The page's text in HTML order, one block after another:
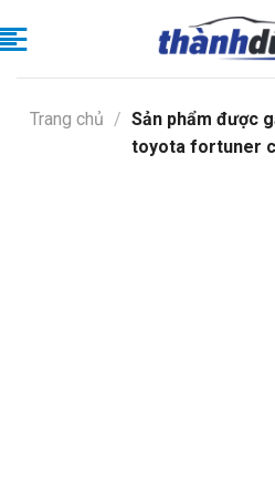
to
Trang chủ / Sản phẩm được
toyota fortuner